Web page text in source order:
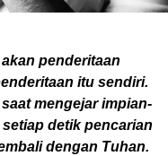
penderitaan
itu sendiri.
mengejar impian-
detik pencarian
dengan Tuhan.